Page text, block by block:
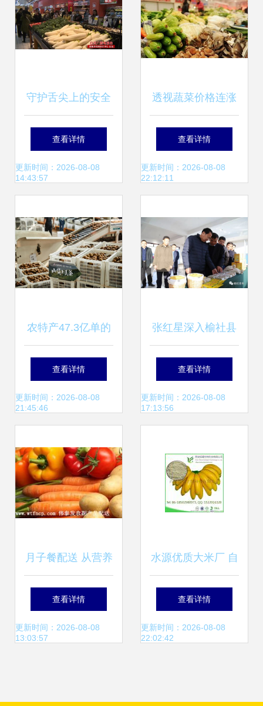
守护舌尖上的安全
高新区全面推行食
用农产品合格证制
全链条追溯体系
查看详情
更新时间：2026-08-08
14:43:57
透视蔬菜价格连涨
11周 农产品生产困
局与破局之道
查看详情
更新时间：2026-08-08
22:12:11
农特产47.3亿单的
背后故事
查看详情
更新时间：2026-08-08
21:45:46
张红星深入榆社县
调研农产品加工产
业 聚焦农产品生产
查看详情
更新时间：2026-08-08
17:13:56
月子餐配送 从营养
调理到规模化批发
的一站式解析
查看详情
更新时间：2026-08-08
13:03:57
水源优质大米厂 自
然馈赠与工艺传承
的结晶
查看详情
更新时间：2026-08-08
22:02:42